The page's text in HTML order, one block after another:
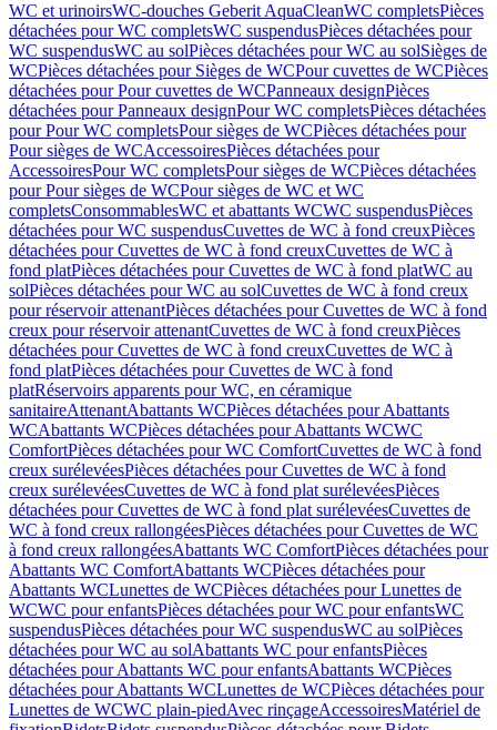
WC et urinoirsWC-douches Geberit AquaCleanWC completsPièces
détachées pour WC completsWC suspendusPièces détachées pour
WC suspendusWC au solPièces détachées pour WC au solSièges de
WCPièces détachées pour Sièges de WCPour cuvettes de WCPièces
détachées pour Pour cuvettes de WCPanneaux designPièces
détachées pour Panneaux designPour WC completsPièces détachées
pour Pour WC completsPour sièges de WCPièces détachées pour
Pour sièges de WCAccessoiresPièces détachées pour
AccessoiresPour WC completsPour sièges de WCPièces détachées
pour Pour sièges de WCPour sièges de WC et WC
completsConsommablesWC et abattants WCWC suspendusPièces
détachées pour WC suspendusCuvettes de WC à fond creuxPièces
détachées pour Cuvettes de WC à fond creuxCuvettes de WC à
fond platPièces détachées pour Cuvettes de WC à fond platWC au
solPièces détachées pour WC au solCuvettes de WC à fond creux
pour réservoir attenantPièces détachées pour Cuvettes de WC à fond
creux pour réservoir attenantCuvettes de WC à fond creuxPièces
détachées pour Cuvettes de WC à fond creuxCuvettes de WC à
fond platPièces détachées pour Cuvettes de WC à fond
platRéservoirs apparents pour WC, en céramique
sanitaireAttenantAbattants WCPièces détachées pour Abattants
WCAbattants WCPièces détachées pour Abattants WCWC
ComfortPièces détachées pour WC ComfortCuvettes de WC à fond
creux surélevéesPièces détachées pour Cuvettes de WC à fond
creux surélevéesCuvettes de WC à fond plat surélevéesPièces
détachées pour Cuvettes de WC à fond plat surélevéesCuvettes de
WC à fond creux rallongéesPièces détachées pour Cuvettes de WC
à fond creux rallongéesAbattants WC ComfortPièces détachées pour
Abattants WC ComfortAbattants WCPièces détachées pour
Abattants WCLunettes de WCPièces détachées pour Lunettes de
WCWC pour enfantsPièces détachées pour WC pour enfantsWC
suspendusPièces détachées pour WC suspendusWC au solPièces
détachées pour WC au solAbattants WC pour enfantsPièces
détachées pour Abattants WC pour enfantsAbattants WCPièces
détachées pour Abattants WCLunettes de WCPièces détachées pour
Lunettes de WCWC plain-piedAvec rinçageAccessoiresMatériel de